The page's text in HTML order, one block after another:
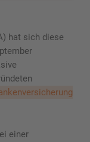
hat sich diese
einer